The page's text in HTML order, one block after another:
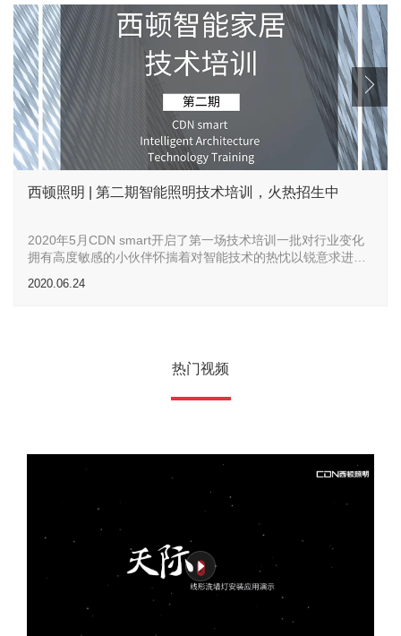
西顿照明 | 第二期智能照明技术培训，火热招生中
2020年5月CDN smart开启了第一场技术培训一批对行业变化
拥有高度敏感的小伙伴怀揣着对智能技术的热忱以锐意求进的
2020.06.24
热门视频